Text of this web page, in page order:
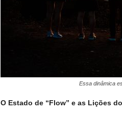
Essa dinâmica
O Estado de “Flow” e as Lições